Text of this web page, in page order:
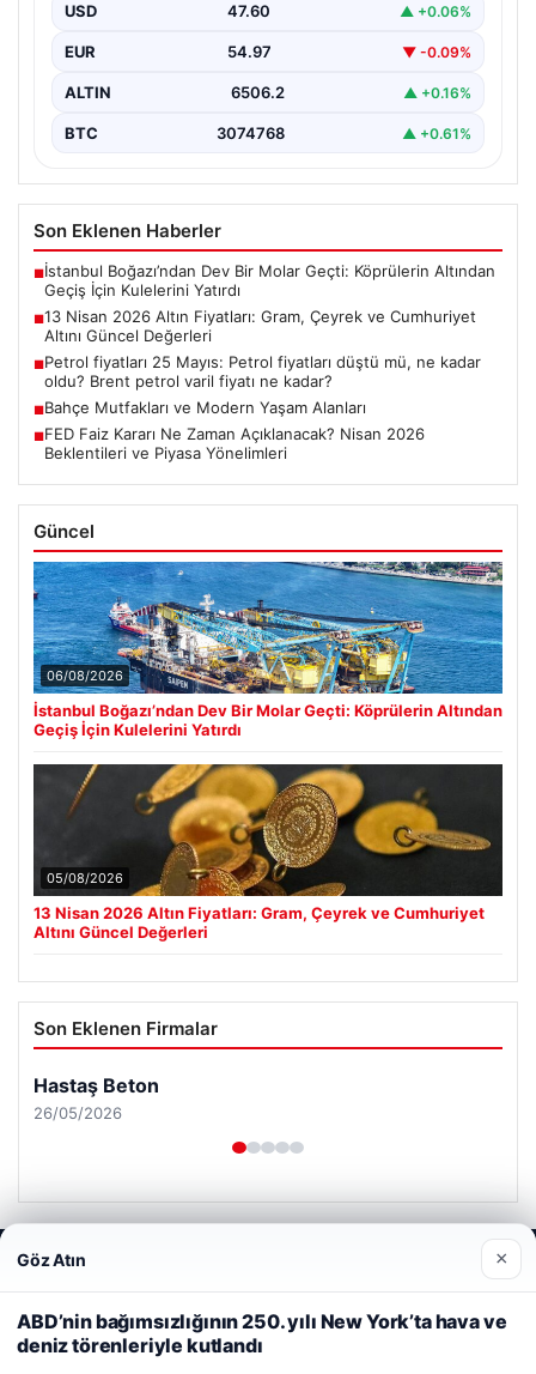
Altın piyasalarında yaşanan gelişmeler, özellikle ABD ile
yatırımcıların…
USD 47.60 ▲ +0.06%
EUR 54.97 ▼ -0.09%
ALTIN 6506.2 ▲ +0.16%
BTC 3074768 ▲ +0.61%
Son Eklenen Haberler
■İstanbul Boğazı’ndan Dev Bir Molar Geçti: Köprülerin Altından
Geçiş İçin Kulelerini Yatırdı
■13 Nisan 2026 Altın Fiyatları: Gram, Çeyrek ve Cumhuriyet
Altını Güncel Değerleri
■Petrol fiyatları 25 Mayıs: Petrol fiyatları düştü mü, ne kadar
oldu? Brent petrol varil fiyatı ne kadar?
■Bahçe Mutfakları ve Modern Yaşam Alanları
■FED Faiz Kararı Ne Zaman Açıklanacak? Nisan 2026
Beklentileri ve Piyasa Yönelimleri
Güncel
06/08/2026
İstanbul Boğazı’ndan Dev Bir Molar Geçti: Köprülerin Altından
Geçiş İçin Kulelerini Yatırdı
05/08/2026
13 Nisan 2026 Altın Fiyatları: Gram, Çeyrek ve Cumhuriyet
Altını Güncel Değerleri
Son Eklenen Firmalar
Hastaş Beton
26/05/2026
Web sitemizi nasıl kullandığınızı daha iyi anlayabilmek,
deneyiminizi kişiselleştirmek ve geliştirmek amacıyla çerezler
kullanıyoruz.Çerez Politikamız
Reddet Kabul Et
Göz Atın ×
ABD’nin bağımsızlığının 250. yılı New York’ta hava ve
deniz törenleriyle kutlandı